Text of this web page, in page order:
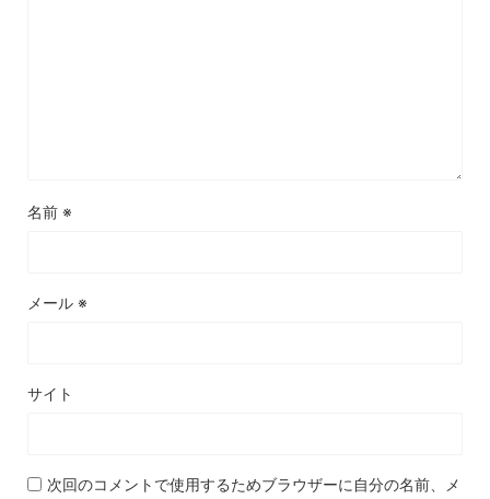
名前 ※
メール ※
サイト
次回のコメントで使用するためブラウザーに自分の名前、メ